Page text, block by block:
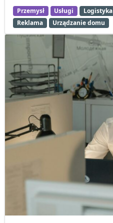
Przemysł Usługi Logistyka
Reklama
Urządzanie domu